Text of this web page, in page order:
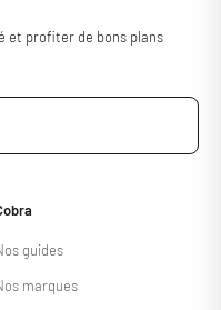
et profiter de bons plans
guides
marques